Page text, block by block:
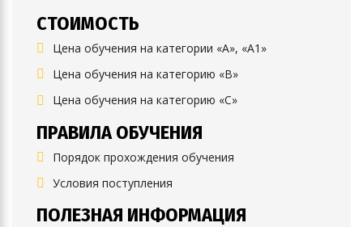
СТОИМОСТЬ
Цена обучения на категории «А», «А1»
Цена обучения на категорию «B»
Цена обучения на категорию «C»
ПРАВИЛА ОБУЧЕНИЯ
Порядок прохождения обучения
Условия поступления
ПОЛЕЗНАЯ ИНФОРМАЦИЯ